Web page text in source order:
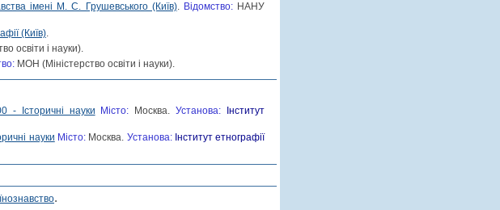
імені М. С. Грушевського (Київ).Відомство: НАНУ
(Київ).
освіти і науки).
МОН (Міністерство освіти і науки).
- Історичні науки Місто: Москва. Установа:
Інститут
науки Місто: Москва. Установа: Інститут етнографії
.